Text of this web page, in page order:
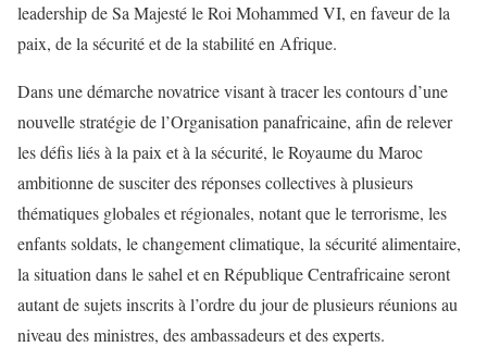
leadership de Sa Majesté le Roi Mohammed VI, en faveur de la
paix, de la sécurité et de la stabilité en Afrique.
Dans une démarche novatrice visant à tracer les contours d’une
nouvelle stratégie de l’Organisation panafricaine, afin de relever
les défis liés à la paix et à la sécurité, le Royaume du Maroc
ambitionne de susciter des réponses collectives à plusieurs
thématiques globales et régionales, notant que le terrorisme, les
enfants soldats, le changement climatique, la sécurité alimentaire,
la situation dans le sahel et en République Centrafricaine seront
autant de sujets inscrits à l’ordre du jour de plusieurs réunions au
niveau des ministres, des ambassadeurs et des experts.